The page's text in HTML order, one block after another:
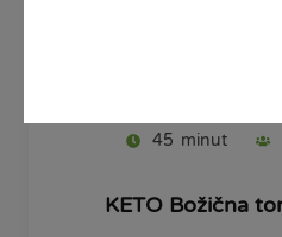
45 minut
KETO Božična